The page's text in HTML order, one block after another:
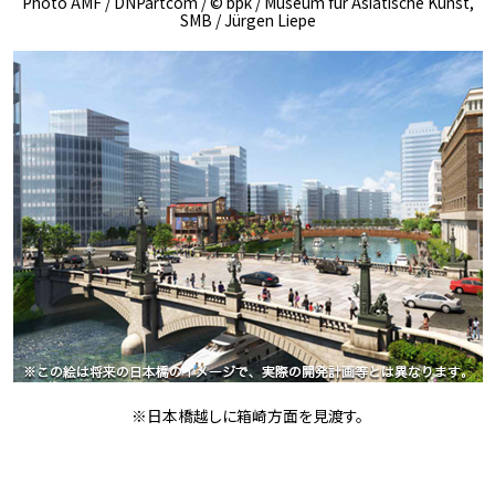
SMB / Jürgen Liepe
※日本橋越しに箱崎方面を見渡す。